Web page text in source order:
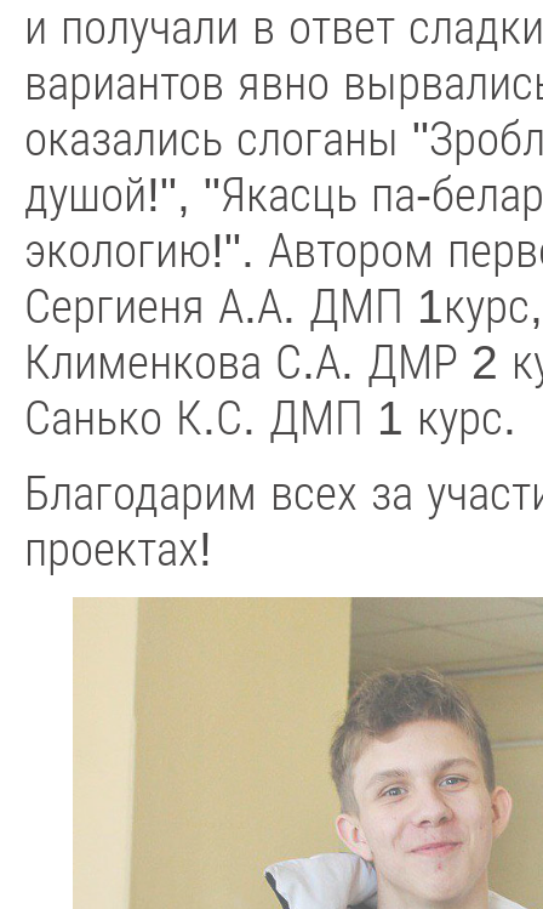
и получали в ответ
вариантов явно
оказались слоганы
душой!", "Якасць па-
экологию!". Автором
Сергиеня А.А. ДМП
Клименкова С.А. ДМР 2
Санько К.С. ДМП 1 курс.
Благодарим всех за
проектах!